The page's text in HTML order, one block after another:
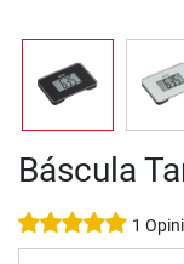
Báscula
1